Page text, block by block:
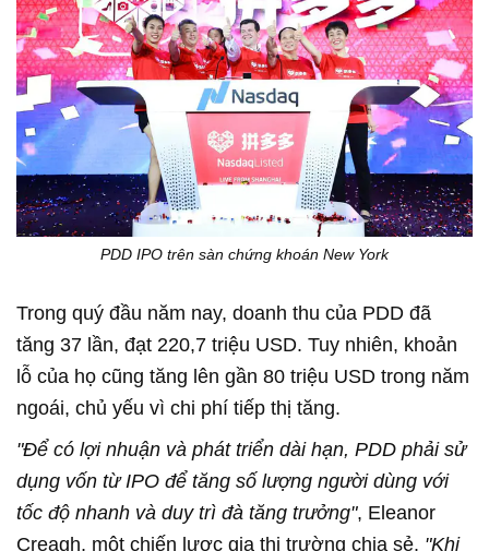
PDD IPO trên sàn chứng khoán New York
Trong quý đầu năm nay, doanh thu của PDD đã
tăng 37 lần, đạt 220,7 triệu USD. Tuy nhiên, khoản
lỗ của họ cũng tăng lên gần 80 triệu USD trong năm
ngoái, chủ yếu vì chi phí tiếp thị tăng.
"Để có lợi nhuận và phát triển dài hạn, PDD phải sử
dụng vốn từ IPO để tăng số lượng người dùng với
tốc độ nhanh và duy trì đà tăng trưởng", Eleanor
Creagh, một chiến lược gia thị trường chia sẻ. "Khi